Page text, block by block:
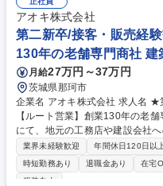
と予想されています。■顧客はグ
案した商品が1つでも決まれば
ールの大きいビジネスに関わることができます
への営業】大手建材商社/手厚い
アオキ株式会社
第二新卒/接客・販売経
130年の老舗専門商社 建
月給27万円～37万円
茨城県那珂市
企業名 アオキ株式会社 求人名 ★第二新卒/接客・販売経験歓迎★！水戸
【ルート営業】創業130年の老舗専門商社 仕事の内容 建
にて、地元の工務店や建設会社
シなどの建材、エクステリアの
様の頼れるパートナーとなり、地域の街作り
社ほどの既存顧客を担当。数十
業界未経験歓迎 年間休日120日以
時短勤務あり
退職金あり 在宅
服装自由